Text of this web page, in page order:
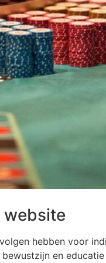
website
hebben voor
en